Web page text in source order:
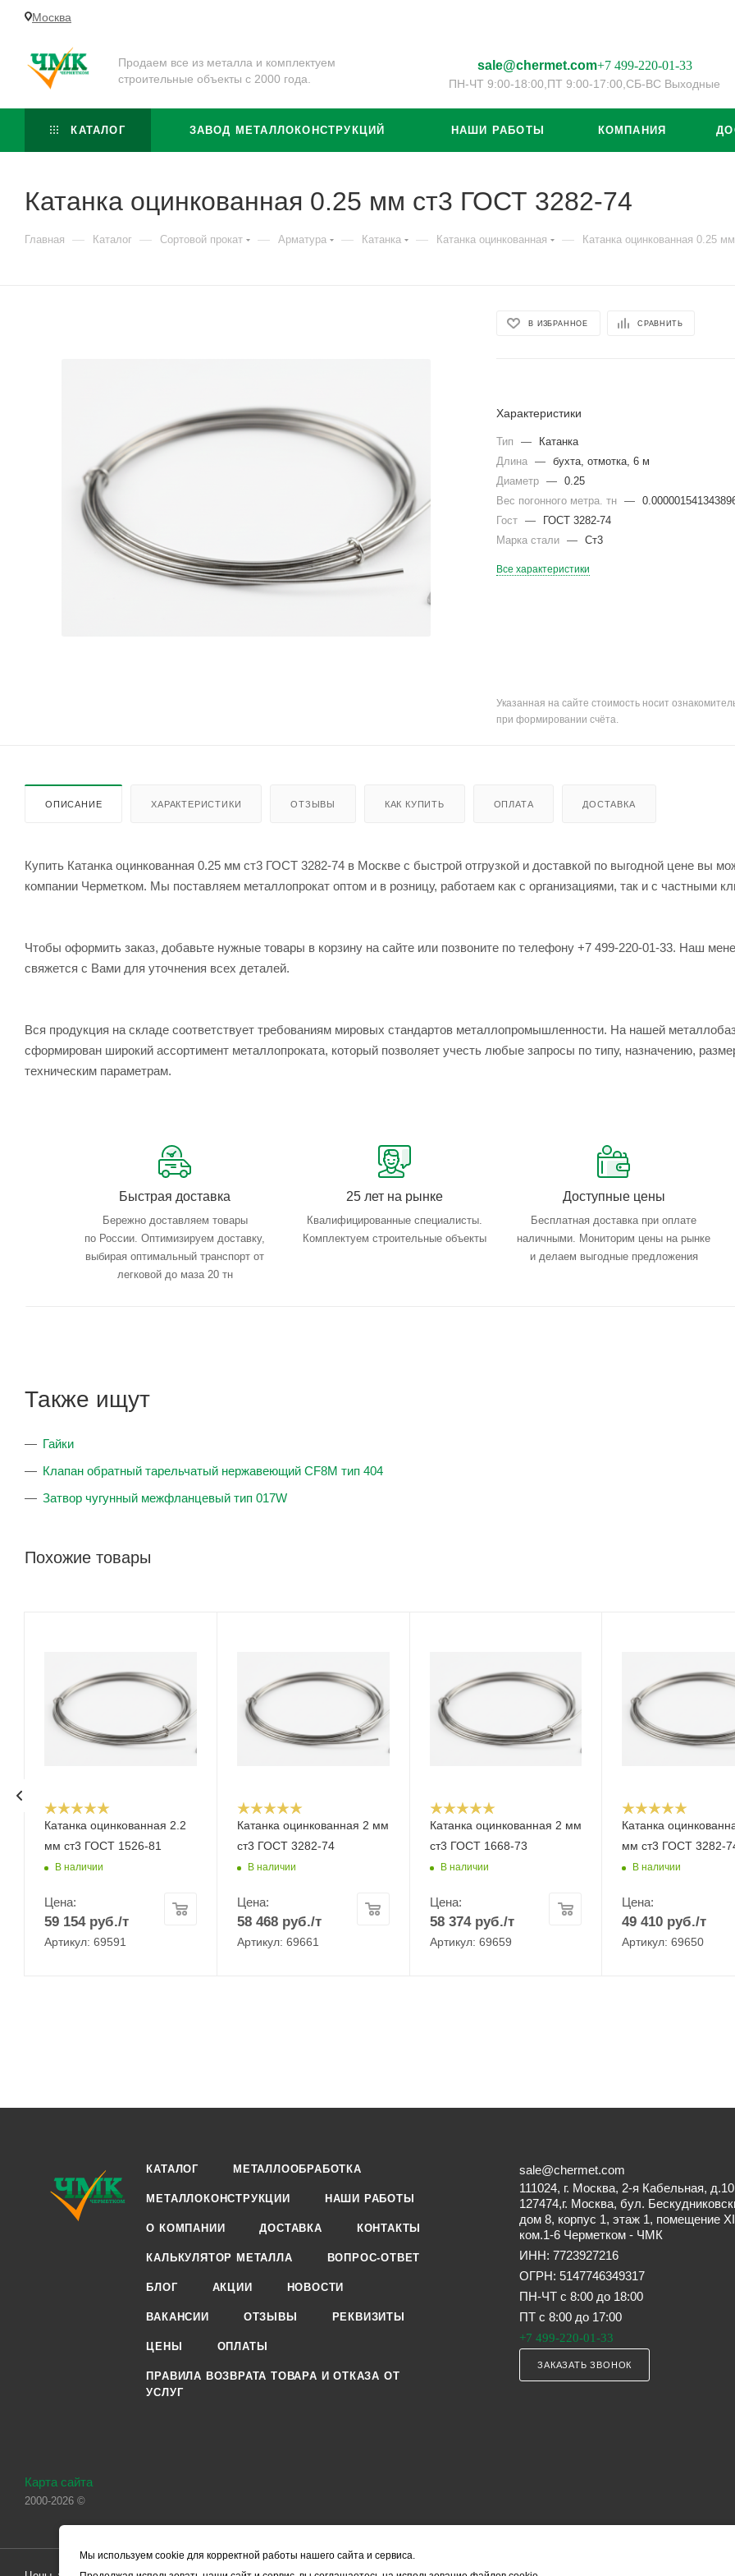
Москва
Продаем все из металла и комплектуем
строительные объекты с 2000 года.
sale@chermet.com+7 499-220-01-33
ПН-ЧТ 9:00-18:00, ПТ 9:00-17:00, СБ-ВС Выходные
КАТАЛОГ ЗАВОД МЕТАЛЛОКОНСТРУКЦИЙ НАШИ РАБОТЫ КОМПАНИЯ
Катанка оцинкованная 0.25 мм ст3 ГОСТ 3282-74
Главная — Каталог — Сортовой прокат — Арматура — Катанка — Катанка оцинкованная — Катанка оцинкованная 0.25
В ИЗБРАННОЕ СРАВНИТЬ
Характеристики
Тип —
Катанка
Длина
—
бухта, отмотка, 6 м
Диаметр
—
0.25
Вес погонного метра. тн
—
Гост
—
ГОСТ 3282-74
Марка стали
— Ст3
Все характеристики
Указанная на сайте стоимость носит
при формировании счёта.
ОПИСАНИЕ ХАРАКТЕРИСТИКИ ОТЗЫВЫ КАК КУПИТЬ ОПЛАТА ДОСТАВКА
Купить Катанка оцинкованная 0.25 мм ст3 ГОСТ 3282-74 в Москве с быстрой отгрузкой и доставкой по выгодной цене вы
компании Черметком. Мы поставляем металлопрокат оптом и в розницу, работаем как с организациями, так и с частными
Чтобы оформить заказ, добавьте нужные товары в корзину на сайте или позвоните по телефону +7 499-220-01-33. Наш
свяжется с Вами для уточнения всех деталей.
Вся продукция на складе соответствует требованиям мировых стандартов металлопромышленности. На нашей
сформирован широкий ассортимент металлопроката, который позволяет учесть любые запросы по типу, назначению,
техническим параметрам.
Быстрая доставка
Бережно доставляем товары
по России. Оптимизируем доставку,
выбирая оптимальный транспорт от
легковой до маза 20 тн
25 лет на рынке
Квалифицированные специалисты.
Комплектуем строительные объекты
Доступные цены
Бесплатная доставка при оплате
наличными. Мониторим цены на рынке
и делаем выгодные предложения
Также ищут
Гайки
Клапан обратный тарельчатый нержавеющий CF8M тип 404
Затвор чугунный межфланцевый тип 017W
Похожие товары
Катанка оцинкованная 2.2
мм ст3 ГОСТ 1526-81
В наличии
Цена:
59 154руб./т
Артикул: 69591
Катанка оцинкованная 2 мм
ст3 ГОСТ 3282-74
В наличии
Цена:
58 468руб./т
Артикул: 69661
Катанка оцинкованная 2 мм
ст3 ГОСТ 1668-73
В наличии
Цена:
58 374руб./т
Артикул: 69659
Катанка
мм ст3 ГОСТ 3282-
В наличии
Цена:
49 410 руб./т
Артикул: 69650
КАТАЛОГ МЕТАЛЛООБРАБОТКА
МЕТАЛЛОКОНСТРУКЦИИ НАШИ РАБОТЫ
О КОМПАНИИ ДОСТАВКА КОНТАКТЫ
КАЛЬКУЛЯТОР МЕТАЛЛА ВОПРОС-ОТВЕТ
БЛОГ АКЦИИ НОВОСТИ
ВАКАНСИИ ОТЗЫВЫ РЕКВИЗИТЫ
ЦЕНЫ ОПЛАТЫ
ПРАВИЛА ВОЗВРАТА ТОВАРА И ОТКАЗА ОТ
УСЛУГ
sale@chermet.com
111024, г. Москва, 2-я Кабельная, д.10
127474,г. Москва, бул.
дом 8, корпус 1, этаж 1, помещение
ком.1-6 Черметком - ЧМК
ИНН: 7723927216
ОГРН: 5147746349317
ПН-ЧТ с 8:00 до 18:00
ПТ с 8:00 до 17:00
+7 499-220-01-33
ЗАКАЗАТЬ ЗВОНОК
Карта сайта
2000-2026 ©
Мы используем cookie для корректной работы нашего сайта и сервиса.